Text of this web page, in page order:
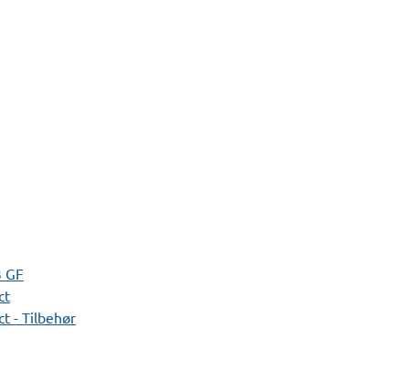
GF
- Tilbehør